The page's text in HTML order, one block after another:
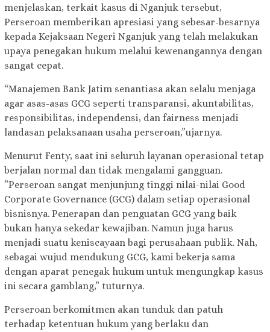
menjelaskan, terkait kasus di Nganjuk tersebut,
Perseroan memberikan apresiasi yang sebesar-besarnya
kepada Kejaksaan Negeri Nganjuk yang telah melakukan
upaya penegakan hukum melalui kewenangannya dengan
sangat cepat.
“Manajemen Bank Jatim senantiasa akan selalu menjaga
agar asas-asas GCG seperti transparansi, akuntabilitas,
responsibilitas, independensi, dan fairness menjadi
landasan pelaksanaan usaha perseroan,”ujarnya.
Menurut Fenty, saat ini seluruh layanan operasional tetap
berjalan normal dan tidak mengalami gangguan.
”Perseroan sangat menjunjung tinggi nilai-nilai Good
Corporate Governance (GCG) dalam setiap operasional
bisnisnya. Penerapan dan penguatan GCG yang baik
bukan hanya sekedar kewajiban. Namun juga harus
menjadi suatu keniscayaan bagi perusahaan publik. Nah,
sebagai wujud mendukung GCG, kami bekerja sama
dengan aparat penegak hukum untuk mengungkap kasus
ini secara gamblang,” tuturnya.
Perseroan berkomitmen akan tunduk dan patuh
terhadap ketentuan hukum yang berlaku dan